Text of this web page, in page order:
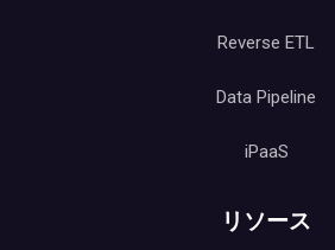
Reverse ETL
Data Pipeline
iPaaS
リソース